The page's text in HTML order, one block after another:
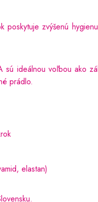
poskytuje zvýšenú
sú ideálnou voľbou ako
prádlo.
elastan)